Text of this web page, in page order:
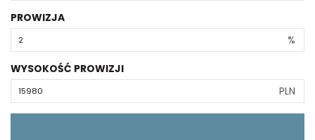
PROWIZJA
%
WYSOKOŚĆ PROWIZJI
PLN